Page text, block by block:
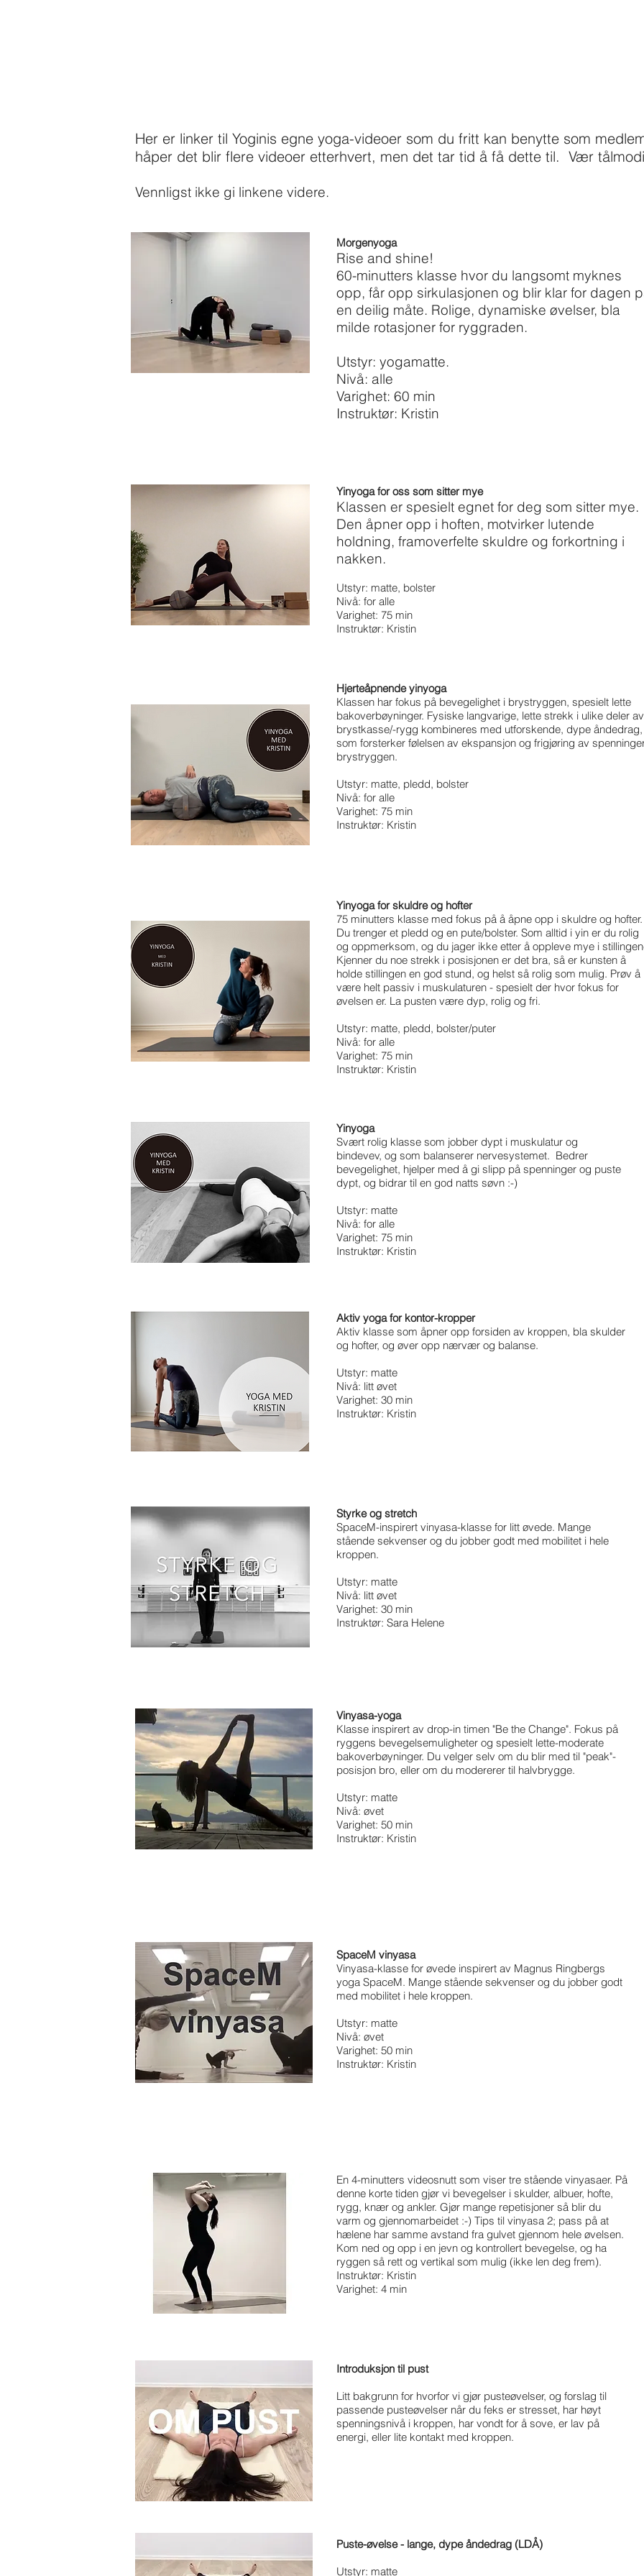
Her er linker til Yoginis egne yoga-videoer som du fritt kan benytte som
håper det blir flere videoer etterhvert, men det tar tid å få dette til. Vær
Vennligst ikke gi linkene videre.
Morgenyoga
Rise and shine!
60-minutters klasse hvor du langsomt myknes
opp, får opp sirkulasjonen og blir klar for dagen
en deilig måte. Rolige, dynamiske øvelser, bla
milde rotasjoner for ryggraden.
Utstyr: yogamatte.
Nivå: alle
Varighet: 60 min
Instruktør: Kristin
Yinyoga for oss som sitter mye
Klassen er spesielt egnet for deg som sitter mye.
Den åpner opp i hoften, motvirker lutende
holdning, framoverfelte skuldre og forkortning i
nakken.
Utstyr: matte, bolster
Nivå: for alle
Varighet: 75 min
Instruktør: Kristin
Hjerteåpnende yinyoga
Klassen har fokus på bevegelighet i brystryggen, spesielt lette
bakoverbøyninger. Fysiske langvarige, lette strekk i ulike deler av
brystkasse/-rygg kombineres med utforskende, dype åndedrag,
som forsterker følelsen av ekspansjon og frigjøring av
brystryggen.
Utstyr: matte, pledd, bolster
Nivå: for alle
Varighet: 75 min
Instruktør: Kristin
Yinyoga for skuldre og hofter
75 minutters klasse med fokus på å åpne opp i skuldre og hofter.
Du trenger et pledd og en pute/bolster. Som alltid i yin er du rolig
og oppmerksom, og du jager ikke etter å oppleve mye i
Kjenner du noe strekk i posisjonen er det bra, så er kunsten å
holde stillingen en god stund, og helst så rolig som mulig. Prøv å
være helt passiv i muskulaturen - spesielt der hvor fokus for
øvelsen er. La pusten være dyp, rolig og fri.
Utstyr: matte, pledd, bolster/puter
Nivå: for alle
Varighet: 75 min
Instruktør: Kristin
Yinyoga
Svært rolig klasse som jobber dypt i muskulatur og
bindevev, og som balanserer nervesystemet. Bedrer
bevegelighet, hjelper med å gi slipp på spenninger og puste
dypt, og bidrar til en god natts søvn :-)
Utstyr: matte
Nivå: for alle
Varighet: 75 min
Instruktør: Kristin
Aktiv yoga for kontor-kropper
Aktiv klasse som åpner opp forsiden av kroppen, bla skulder
og hofter, og øver opp nærvær og balanse.
Utstyr: matte
Nivå: litt øvet
Varighet: 30 min
Instruktør: Kristin
Styrke og stretch
SpaceM-inspirert vinyasa-klasse for litt øvede. Mange
stående sekvenser og du jobber godt med mobilitet i hele
kroppen.
Utstyr: matte
Nivå: litt øvet
Varighet: 30 min
Instruktør: Sara Helene
Vinyasa-yoga
Klasse inspirert av drop-in timen "Be the Change". Fokus på
ryggens bevegelsemuligheter og spesielt lette-moderate
bakoverbøyninger. Du velger selv om du blir med til "peak"-
posisjon bro, eller om du modererer til halvbrygge.
Utstyr: matte
Nivå: øvet
Varighet: 50 min
Instruktør: Kristin
SpaceM vinyasa
Vinyasa-klasse for øvede inspirert av Magnus Ringbergs
yoga SpaceM. Mange stående sekvenser og du jobber godt
med mobilitet i hele kroppen.
Utstyr: matte
Nivå: øvet
Varighet: 50 min
Instruktør: Kristin
En 4-minutters videosnutt som viser tre stående vinyasaer. På
denne korte tiden gjør vi bevegelser i skulder, albuer, hofte,
rygg, knær og ankler. Gjør mange repetisjoner så blir du
varm og gjennomarbeidet :-) Tips til vinyasa 2; pass på at
hælene har samme avstand fra gulvet gjennom hele øvelsen.
Kom ned og opp i en jevn og kontrollert bevegelse, og ha
ryggen så rett og vertikal som mulig (ikke len deg frem).
Instruktør: Kristin
Varighet: 4 min
Introduksjon til pust
Litt bakgrunn for hvorfor vi gjør pusteøvelser, og forslag til
passende pusteøvelser når du feks er stresset, har høyt
spenningsnivå i kroppen, har vondt for å sove, er lav på
energi, eller lite kontakt med kroppen.
Puste-øvelse - lange, dype åndedrag (LDÅ)
Utstyr: matte